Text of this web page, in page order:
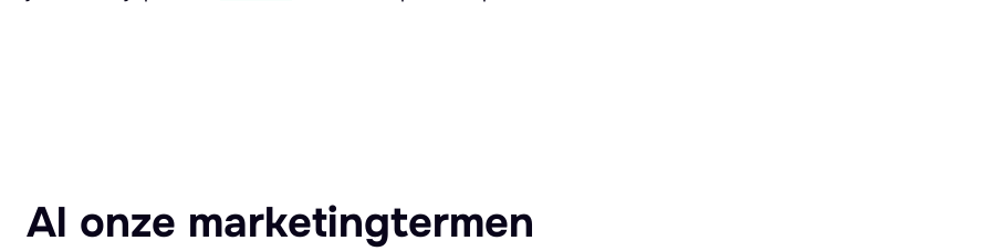
Al onze marketingtermen